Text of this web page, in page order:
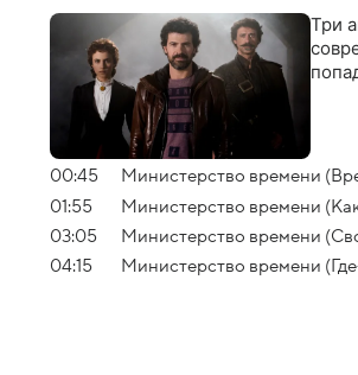
Три
00:45
Министерство времени
01:55
Министерство времени
03:05
Министерство времени
04:15
Министерство времени